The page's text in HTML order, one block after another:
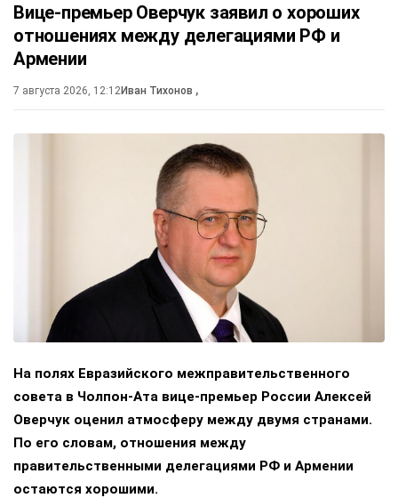
Вице-премьер Оверчук заявил о хороших
отношениях между делегациями РФ и
Армении
7 августа 2026, 12:12Иван Тихонов ,
На полях Евразийского межправительственного
совета в Чолпон-Ата вице-премьер России Алексей
Оверчук оценил атмосферу между двумя странами.
По его словам, отношения между
правительственными делегациями РФ и Армении
остаются хорошими.